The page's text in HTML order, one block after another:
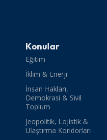
Konular
Eğitim
İklim & Enerji
İnsan Hakları,
Demokrasi & Sivil
Toplum
Jeopolitik, Lojistik &
Ulaştırma Koridorları